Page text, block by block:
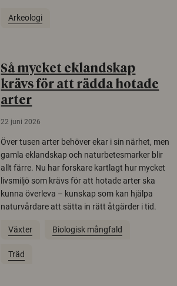
Arkeologi
Så mycket eklandskap
krävs för att rädda hotade
arter
22 juni 2026
Över tusen arter behöver ekar i sin närhet, men
gamla eklandskap och naturbetesmarker blir
allt färre. Nu har forskare kartlagt hur mycket
livsmiljö som krävs för att hotade arter ska
kunna överleva – kunskap som kan hjälpa
naturvårdare att sätta in rätt åtgärder i tid.
Växter Biologisk mångfald
Träd